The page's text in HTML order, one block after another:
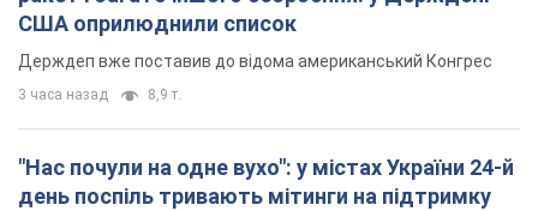
США оприлюднили список
Держдеп вже поставив до відома американський Конгрес
3 часа назад 8,9 т.
"Нас почули на одне вухо": у містах України 24-й
день поспіль тривають мітинги на підтримку